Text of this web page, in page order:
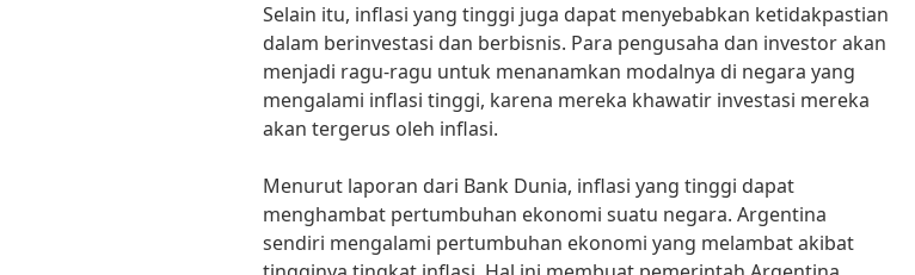
Selain itu, inflasi yang tinggi juga dapat menyebabkan ketidakpastian
dalam berinvestasi dan berbisnis. Para pengusaha dan investor akan
menjadi ragu-ragu untuk menanamkan modalnya di negara yang
mengalami inflasi tinggi, karena mereka khawatir investasi mereka
akan tergerus oleh inflasi.
Menurut laporan dari Bank Dunia, inflasi yang tinggi dapat
menghambat pertumbuhan ekonomi suatu negara. Argentina
sendiri mengalami pertumbuhan ekonomi yang melambat akibat